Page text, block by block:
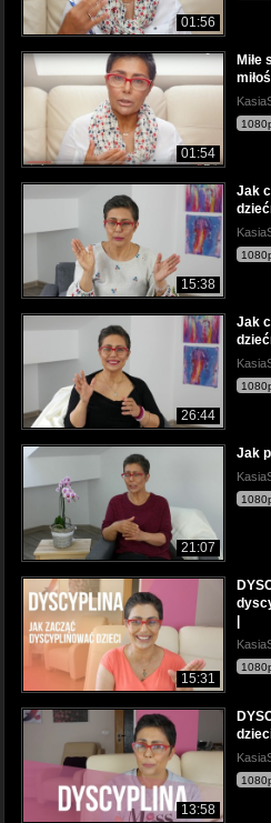
01:56
01:54
Miłe
15:38
Jak
26:44
Jak
21:07
Jak
15:31
|
13:58